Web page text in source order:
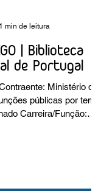
| Biblioteca
de Portugal
Ministério da
públicas por tempo
Carreira/Função:
1 min de leitura